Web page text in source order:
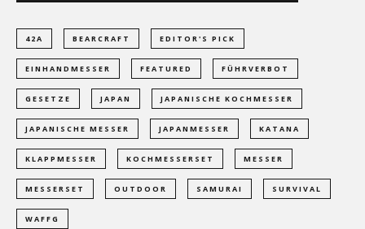
42A BEARCRAFT EDITOR'S PICK
EINHANDMESSER FEATURED FÜHRVERBOT
GESETZE JAPAN JAPANISCHE KOCHMESSER
JAPANISCHE MESSER JAPANMESSER KATANA
KLAPPMESSER KOCHMESSERSET MESSER
MESSERSET OUTDOOR SAMURAI SURVIVAL
WAFFG